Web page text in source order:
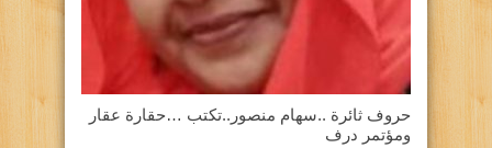
حروف ثائرة ..سهام منصور..تكتب …حقارة عقار
ومؤتمر درف